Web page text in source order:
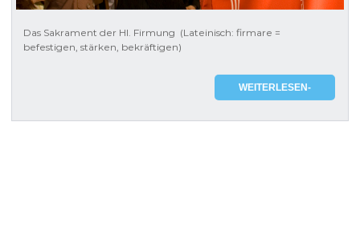
Das Sakrament der Hl. Firmung (Lateinisch: firmare =
befestigen, stärken, bekräftigen)
WEITERLESEN-